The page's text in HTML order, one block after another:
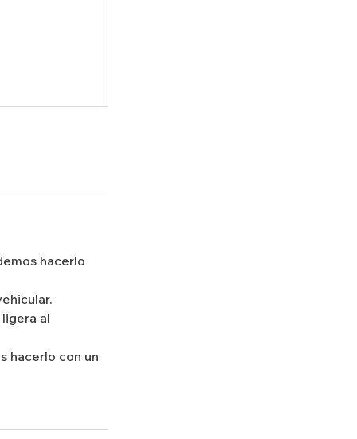
hacerlo
al
hacerlo con un